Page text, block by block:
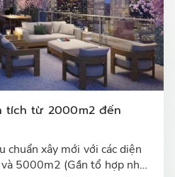
tích từ 2000m2 đến
chuẩn xây mới với các diện
5000m2 (Gần tổ hợp nhà